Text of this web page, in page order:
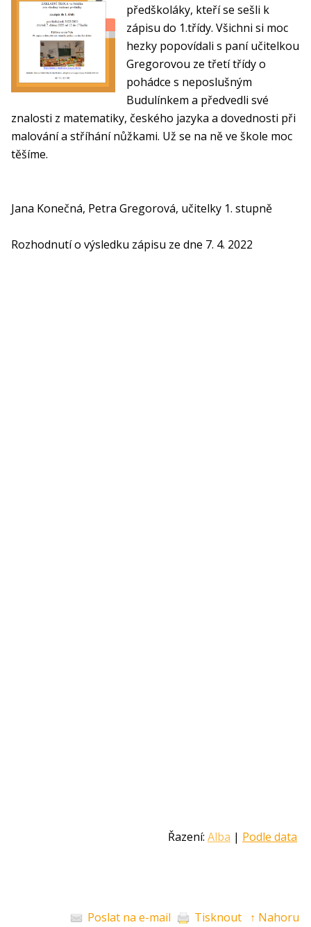
předškoláky, kteří se sešli k
zápisu do 1.třídy. Všichni si moc
hezky popovídali s paní učitelkou
Gregorovou ze třetí třídy o
pohádce s neposlušným
Budulínkem a předvedli své
znalosti z matematiky, českého jazyka a dovednosti při
malování a stříhání nůžkami. Už se na ně ve škole moc
těšíme.
Jana Konečná, Petra Gregorová, učitelky 1. stupně
Rozhodnutí o výsledku zápisu ze dne 7. 4. 2022
Řazení: Alba | Podle data
Poslat na e-mail Tisknout ↑ Nahoru